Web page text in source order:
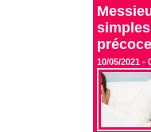
précoce
10/05/2021 -